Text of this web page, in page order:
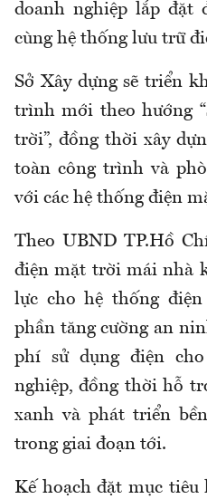
doanh nghiệp lắp
cùng hệ thống lưu trữ
Sở Xây dựng sẽ triển
trình mới theo hướng
trời”, đồng thời xây
toàn công trình và
với các hệ thống điện
Theo UBND TP.Hồ
điện mặt trời mái nhà
lực cho hệ thống
phần tăng cường an
phí sử dụng điện
nghiệp, đồng thời hỗ
xanh và phát triển
trong giai đoạn tới.
Kế hoạch đặt mục